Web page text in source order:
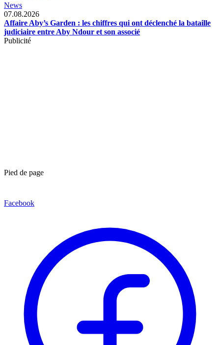
News
07.08.2026
Affaire Aby’s Garden : les chiffres qui ont déclenché la bataille
judiciaire entre Aby Ndour et son associé
Publicité
Pied de page
Facebook